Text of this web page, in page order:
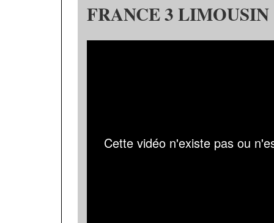
FRANCE 3 LIMOUSIN